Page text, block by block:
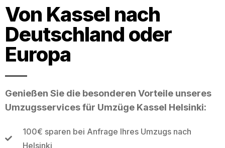
Von Kassel nach
Deutschland oder
Europa
Genießen Sie die besonderen Vorteile unseres
Umzugsservices für Umzüge Kassel Helsinki:
100€ sparen bei Anfrage Ihres Umzugs nach
Helsinki